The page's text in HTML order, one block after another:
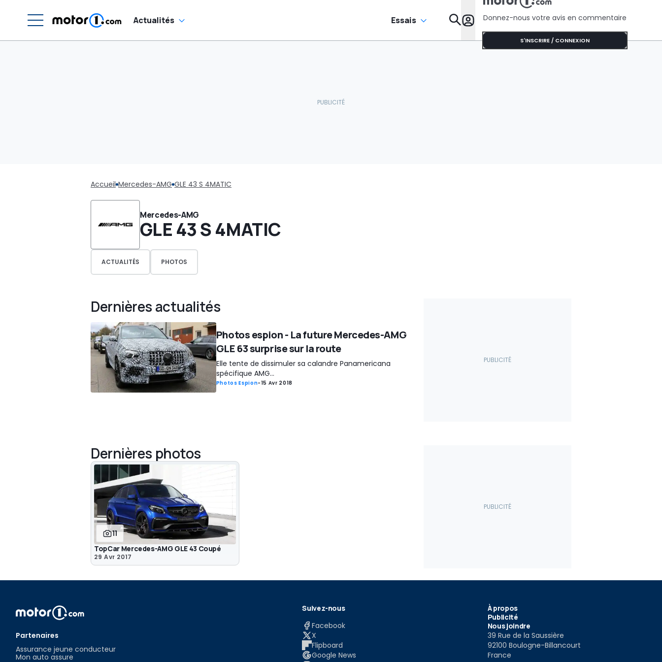
Actualités Essais Donnez-nous votre avis en commentaire
S'INSCRIRE / CONNEXION
Accueil Mercedes-AMG GLE 43 S 4MATIC
Mercedes-AMG
GLE 43 S 4MATIC
ACTUALITÉS PHOTOS
Dernières actualités
Photos espion - La future Mercedes-AMG
GLE 63 surprise sur la route
Elle tente de dissimuler sa calandre Panamericana
spécifique AMG...
Photos Espion-15 Avr 2018
Dernières photos
11
TopCar Mercedes-AMG GLE 43 Coupé
29 Avr 2017
Partenaires
Assurance jeune conducteur
Mon auto assure
Suivez-nous
Facebook
X
Flipboard
Google News
À propos
Publicité
Nous joindre
39 Rue de la Saussière
92100 Boulogne-Billancourt
France